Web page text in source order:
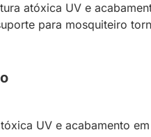
atóxica UV e
para mosquiteiro
UV e acabamento